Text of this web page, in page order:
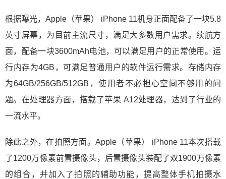
根据曝光，Apple（苹果） iPhone 11机身正面配备了一块5.8
英寸屏幕，为目前主流尺寸，满足大多数用户需求。续航方
面，配备一块3600mAh电池，可以满足用户的正常使用。运
行内存为4GB，可满足普通用户的软件运行需求。存储内存
为64GB/256GB/512GB，使用者不必担心空间不够用的问
题。在处理器方面，搭载了苹果 A12处理器，达到了行业的
一流水平。
除此之外，在拍照方面。Apple（苹果） iPhone 11本次搭载
了1200万像素前置摄像头，后置摄像头装配了双1900万像素
的组合，并加入了拍照的辅助功能，提高整体手机拍摄水